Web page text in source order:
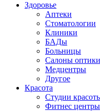
Здоровье
Аптеки
Стоматологии
Клиники
БАДы
Больницы
Салоны оптики
Медцентры
Другое
Красота
Студии
Фитнес центры